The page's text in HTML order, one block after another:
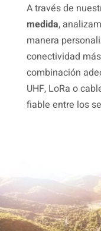
A través de
medida,
manera
conectividad
combinación
UHF, LoRa o
fiable entre los